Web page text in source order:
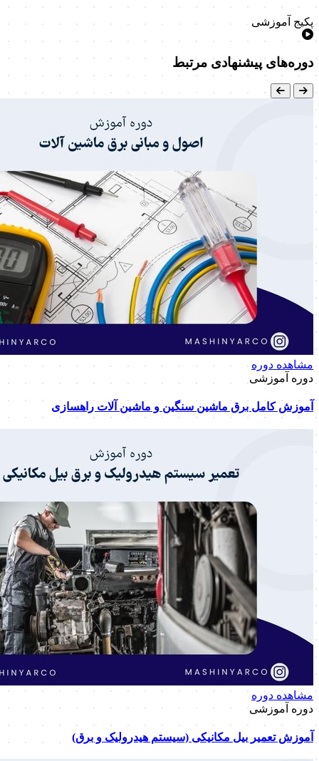
پکیج آموزشی
دوره‌های پیشنهادی مرتبط
مشاهده دوره
دوره آموزشی
آموزش کامل برق ماشین سنگین و ماشین آلات راهسازی
مشاهده دوره
دوره آموزشی
آموزش تعمیر بیل مکانیکی (سیستم هیدرولیک و برق)